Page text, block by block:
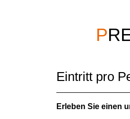
Eintritt pro
Erleben Sie einen